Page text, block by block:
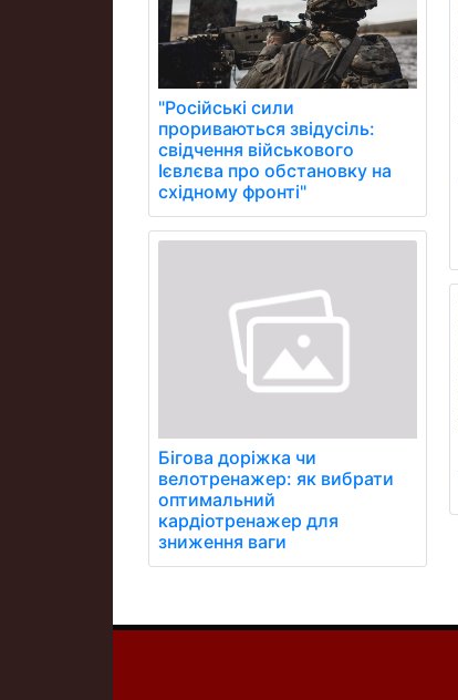
"Російські сили
прориваються звідусіль:
свідчення військового
Ієвлєва про обстановку на
східному фронті"
Бігова доріжка чи
велотренажер: як вибрати
оптимальний
кардіотренажер для
зниження ваги